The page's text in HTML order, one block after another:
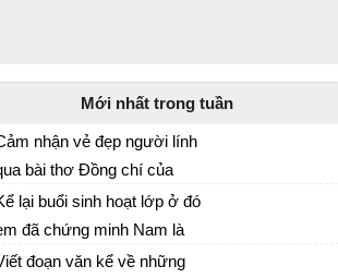
Mới nhất trong tuần
nhận vẻ đẹp người lính
bài thơ Đồng chí của
Hữu
tích hình ảnh người lính trong bài Đồng
lại buổi sinh hoạt lớp ở đó
đã chứng minh Nam là
người bạn tốt
nói tự sự kết hợp với nghị luận và miêu tả
đoạn văn kể về những